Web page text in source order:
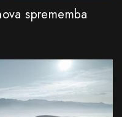
sprememba